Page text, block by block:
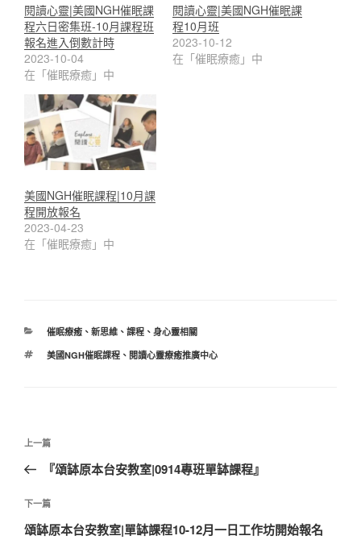
閱讀心靈|美國NGH催眠課
程六日密集班-10月課程班
報名進入倒數計時
2023-10-04
在「催眠療癒」中
閱讀心靈|美國NGH催眠課
程10月班
2023-10-12
在「催眠療癒」中
美國NGH催眠課程|10月課
程開放報名
2023-04-23
在「催眠療癒」中
分
催眠療癒、 新思維、 課程、 身心靈相關
標
美國NGH催眠課程、 閱讀心靈療癒推廣中心
文
導
覽
上
一
文
章
上一篇
『頌缽原本台安教室|0914專班單缽課程』
下
一
下一篇
頌缽原本台安教室|單缽課程10-12月一日工作坊開始報名